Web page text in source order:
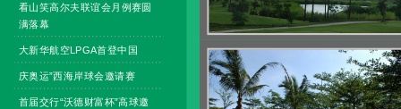
看山笑高尔夫联谊会月例赛圆
满落幕
大新华航空LPGA首登中国
庆奥运”西海岸球会邀请赛
首届交行“沃德财富杯”高球邀